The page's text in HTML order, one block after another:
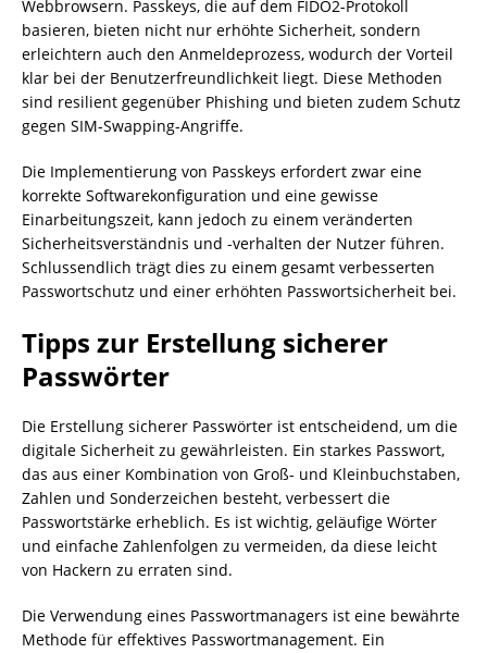
Webbrowsern. Passkeys, die auf dem FIDO2-Protokoll
basieren, bieten nicht nur erhöhte Sicherheit, sondern
erleichtern auch den Anmeldeprozess, wodurch der Vorteil
klar bei der Benutzerfreundlichkeit liegt. Diese Methoden
sind resilient gegenüber Phishing und bieten zudem Schutz
gegen SIM-Swapping-Angriffe.
Die Implementierung von Passkeys erfordert zwar eine
korrekte Softwarekonfiguration und eine gewisse
Einarbeitungszeit, kann jedoch zu einem veränderten
Sicherheitsverständnis und -verhalten der Nutzer führen.
Schlussendlich trägt dies zu einem gesamt verbesserten
Passwortschutz und einer erhöhten Passwortsicherheit bei.
Tipps zur Erstellung sicherer
Passwörter
Die Erstellung sicherer Passwörter ist entscheidend, um die
digitale Sicherheit zu gewährleisten. Ein starkes Passwort,
das aus einer Kombination von Groß- und Kleinbuchstaben,
Zahlen und Sonderzeichen besteht, verbessert die
Passwortstärke erheblich. Es ist wichtig, geläufige Wörter
und einfache Zahlenfolgen zu vermeiden, da diese leicht
von Hackern zu erraten sind.
Die Verwendung eines Passwortmanagers ist eine bewährte
Methode für effektives Passwortmanagement. Ein